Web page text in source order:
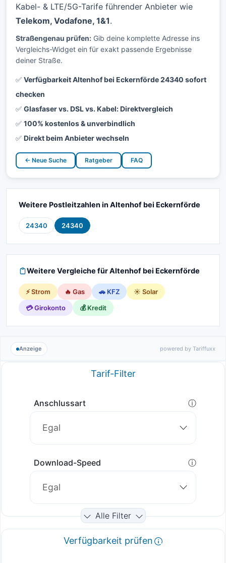
Kabel- & LTE/5G-Tarife führender Anbieter wie
Telekom, Vodafone, 1&1.
Straßengenau prüfen: Gib deine komplette Adresse ins
Vergleichs-Widget ein für exakt passende Ergebnisse
deiner Straße.
✅ Verfügbarkeit Altenhof bei Eckernförde 24340 sofort
checken
✅ Glasfaser vs. DSL vs. Kabel: Direktvergleich
✅ 100% kostenlos & unverbindlich
✅ Direkt beim Anbieter wechseln
← Neue Suche Ratgeber FAQ
Weitere Postleitzahlen in Altenhof bei Eckernförde
24340 24340
Weitere Vergleiche für Altenhof bei Eckernförde
⚡ Strom 🔥 Gas 🚗 KFZ
☀️ Solar
💳 Girokonto
💰 Kredit
Anzeige powered by Tariffuxx